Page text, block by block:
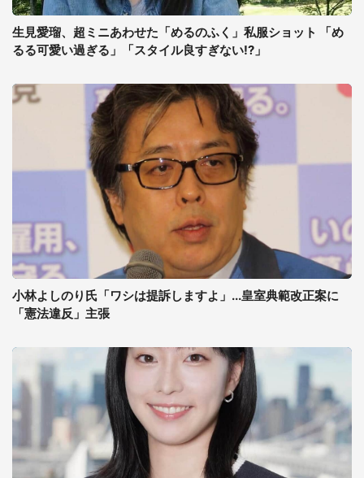
生見愛瑠、超ミニあわせた「めるのふく」私服ショット 「め
るる可愛い過ぎる」「スタイル良すぎない!?」
小林よしのり氏「ワシは提訴しますよ」...皇室典範改正案に
「憲法違反」主張